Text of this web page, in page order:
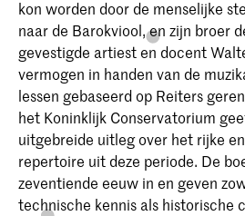
kon worden door de menselijke
naar de Barokviool, en zijn broer
gevestigde artiest en docent
vermogen in handen van de
lessen gebaseerd op Reiters
het Koninklijk Conservatorium
uitgebreide uitleg over het rijke
repertoire uit deze periode. De
zeventiende eeuw in en geven
technische kennis als historische